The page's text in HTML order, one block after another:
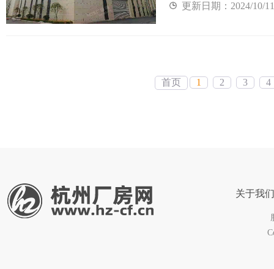
更新日期：2024/10/11
首页 1 2 3 4
关于我们